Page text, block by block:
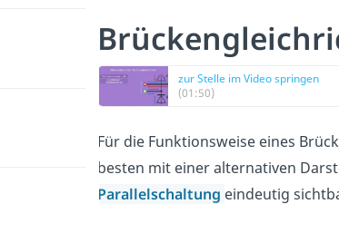
zur Stelle im Video springen
(01:50)
Für die Funktionsweise eines
besten mit einer alternativen
Parallelschaltung eindeutig